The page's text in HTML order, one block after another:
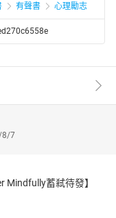
有聲書 心理勵志
8/7
Mindfully蓄弒待發】